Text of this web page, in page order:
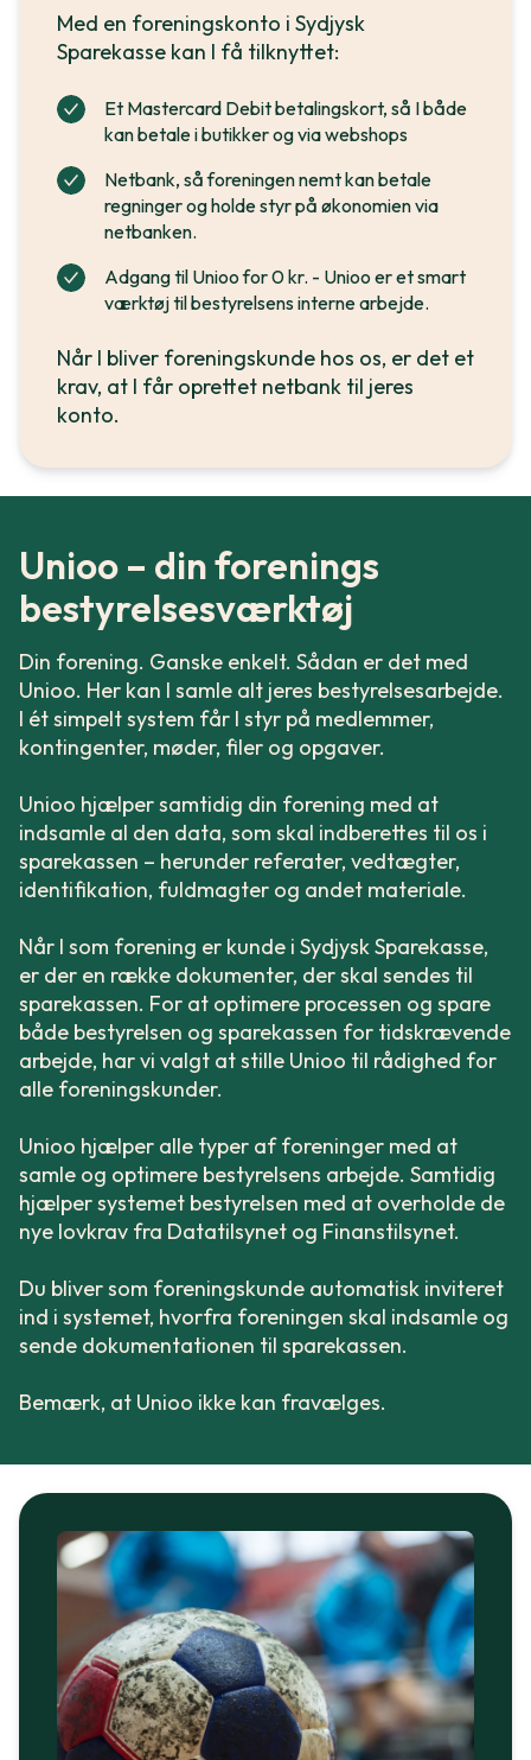
Med en foreningskonto i Sydjysk
Sparekasse kan I få tilknyttet:
Et Mastercard Debit betalingskort, så I både
kan betale i butikker og via webshops
Netbank, så foreningen nemt kan betale
regninger og holde styr på økonomien via
netbanken.
Adgang til Unioo for 0 kr. - Unioo er et smart
værktøj til bestyrelsens interne arbejde.
Når I bliver foreningskunde hos os, er det et
krav, at I får oprettet netbank til jeres
konto.
Unioo – din forenings
bestyrelsesværktøj
Din forening. Ganske enkelt. Sådan er det med
Unioo. Her kan I samle alt jeres bestyrelsesarbejde.
I ét simpelt system får I styr på medlemmer,
kontingenter, møder, filer og opgaver.
Unioo hjælper samtidig din forening med at
indsamle al den data, som skal indberettes til os i
sparekassen – herunder referater, vedtægter,
identifikation, fuldmagter og andet materiale.
Når I som forening er kunde i Sydjysk Sparekasse,
er der en række dokumenter, der skal sendes til
sparekassen. For at optimere processen og spare
både bestyrelsen og sparekassen for tidskrævende
arbejde, har vi valgt at stille Unioo til rådighed for
alle foreningskunder.
Unioo hjælper alle typer af foreninger med at
samle og optimere bestyrelsens arbejde. Samtidig
hjælper systemet bestyrelsen med at overholde de
nye lovkrav fra Datatilsynet og Finanstilsynet.
Du bliver som foreningskunde automatisk inviteret
ind i systemet, hvorfra foreningen skal indsamle og
sende dokumentationen til sparekassen.
Bemærk, at Unioo ikke kan fravælges.